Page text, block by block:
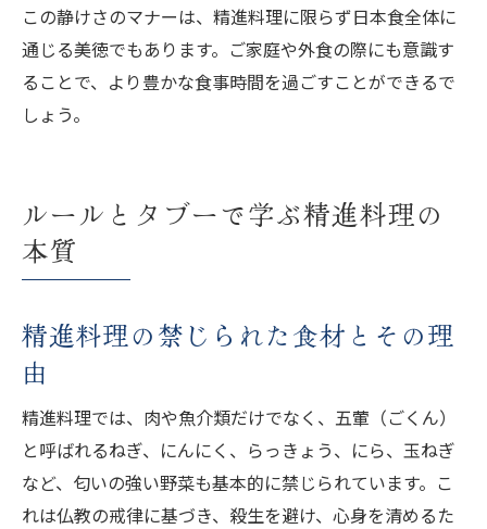
この静けさのマナーは、精進料理に限らず日本食全体に
通じる美徳でもあります。ご家庭や外食の際にも意識す
ることで、より豊かな食事時間を過ごすことができるで
しょう。
ルールとタブーで学ぶ精進料理の
本質
精進料理の禁じられた食材とその理
由
精進料理では、肉や魚介類だけでなく、五葷（ごくん）
と呼ばれるねぎ、にんにく、らっきょう、にら、玉ねぎ
など、匂いの強い野菜も基本的に禁じられています。こ
れは仏教の戒律に基づき、殺生を避け、心身を清めるた